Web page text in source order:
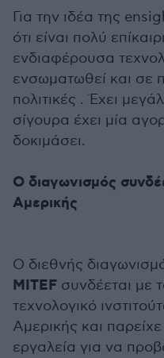
Για την ιδέα της
ότι είναι πολύ
ενδιαφέρουσα
ενσωματωθεί και σε
πολιτικές . Έχει
σίγουρα έχει μία
δοκιμάσει.
Ο διαγωνισμός
Αμερικής
Ο διεθνής
ΜΙΤΕF συνδέεται με
τεχνολογικό
Αμερικής και
εργαλεία για να